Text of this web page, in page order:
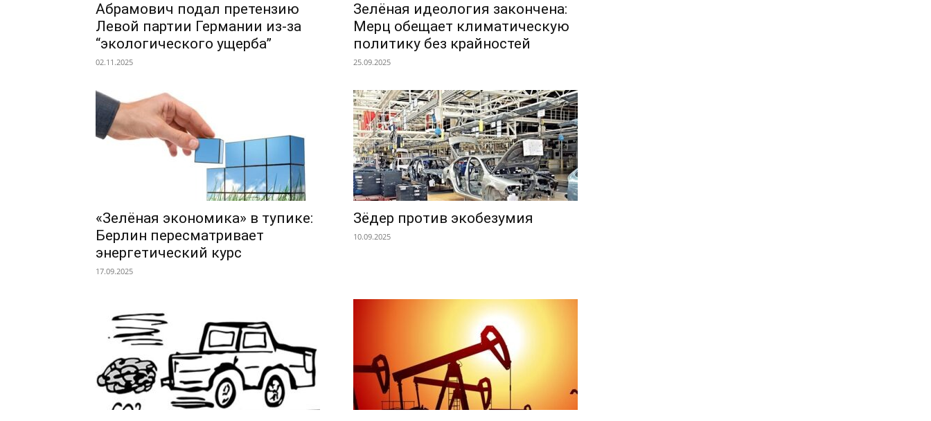
Абрамович подал претензию
Левой партии Германии из-за
“экологического ущерба”
02.11.2025
Зелёная идеология закончена:
Мерц обещает климатическую
политику без крайностей
25.09.2025
«Зелёная экономика» в тупике:
Берлин пересматривает
энергетический курс
17.09.2025
Зёдер против экобезумия
10.09.2025